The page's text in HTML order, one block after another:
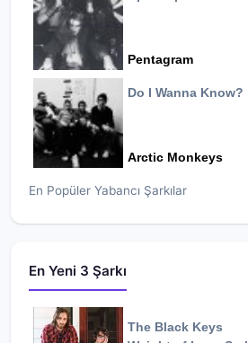
Pentagram
Do I Wanna Know?
Arctic Monkeys
En Popüler Yabancı Şarkılar
En Yeni 3 Şarkı
The Black Keys